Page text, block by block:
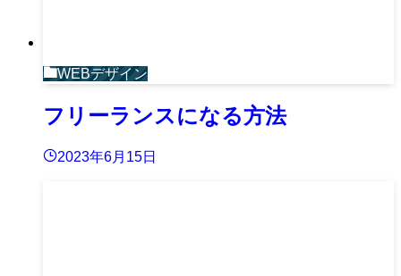
WEBデザイン
フリーランスになる方法
2023年6月15日